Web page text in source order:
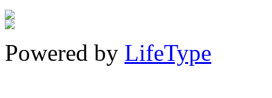
Powered by LifeType